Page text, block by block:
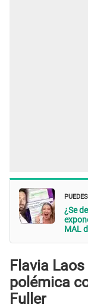
¿Se
MAL
Flavia
polémica
Fuller